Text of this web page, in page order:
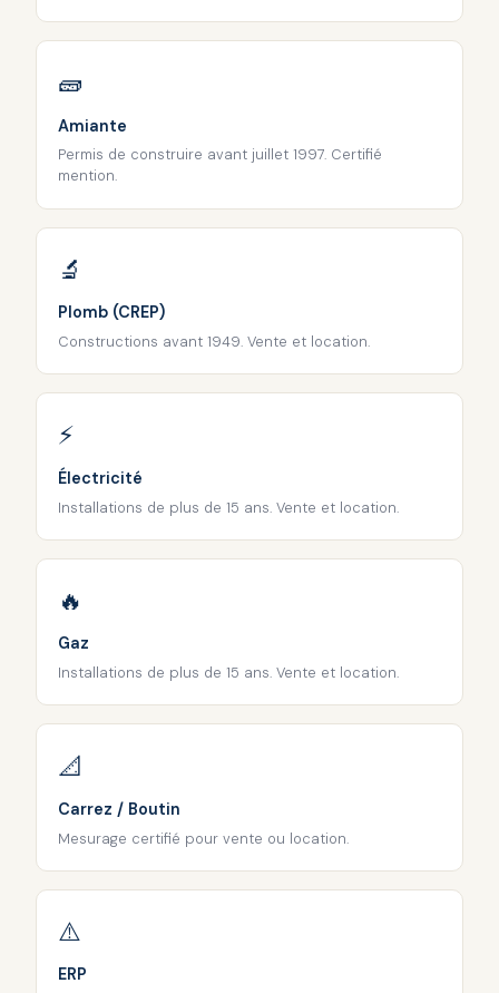
🧱
Amiante
Permis de construire avant juillet 1997. Certifié
mention.
🔬
Plomb (CREP)
Constructions avant 1949. Vente et location.
⚡
Électricité
Installations de plus de 15 ans. Vente et location.
🔥
Gaz
Installations de plus de 15 ans. Vente et location.
📐
Carrez / Boutin
Mesurage certifié pour vente ou location.
⚠️
ERP